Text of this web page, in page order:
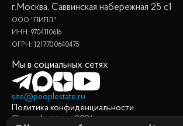
г.Москва, Саввинская набережная 25 с1
ООО "ПИПЛ"
ИНН: 9704110616
ОГРН: 1217700640475
Мы в социальных сетях
site@peoplestate.ru
Политика конфиденциальности
© peoplestate.ru2026